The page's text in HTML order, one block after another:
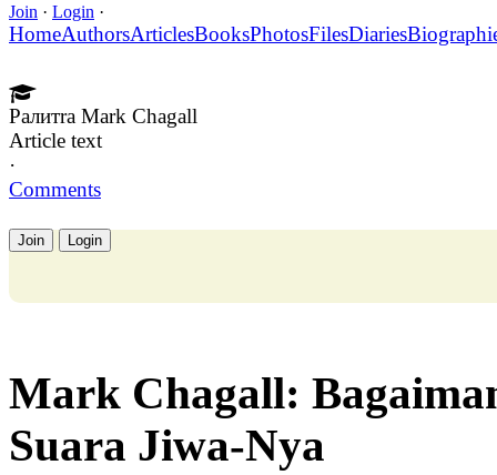
Join · Login ·
HomeAuthorsArticlesBooksPhotosFilesDiaries
Pалитra Mark Chagall
Article text
·
Comments
Join Login
Mark Chagall:
Suara Jiwa-Nya